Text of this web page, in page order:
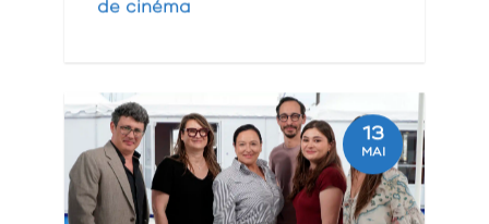
de cinéma
13
MAI